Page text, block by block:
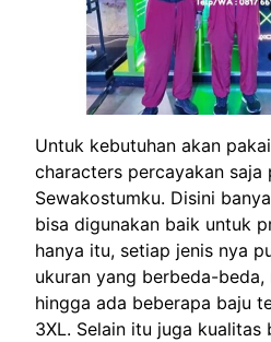
Untuk kebutuhan akan
characters percayakan saja
Sewakostumku. Disini
bisa digunakan baik untuk
hanya itu, setiap jenis nya
ukuran yang berbeda-beda,
hingga ada beberapa baju
3XL. Selain itu juga kualitas